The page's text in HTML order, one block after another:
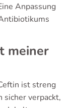
Anpassung
meiner
ist streng
verpackt,